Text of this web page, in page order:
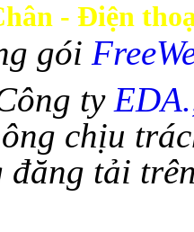
- Điện
gói
ty
chịu
tải